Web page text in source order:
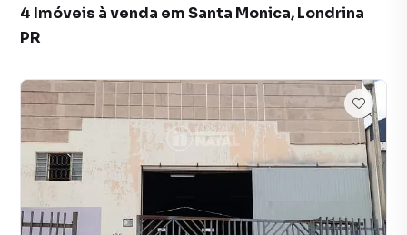
4 Imóveis à venda em Santa Monica, Londrina
PR